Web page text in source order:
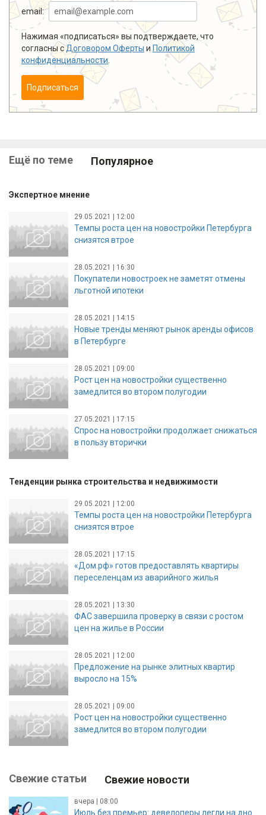
email:
Нажимая «подписаться» вы подтверждаете, что
согласны сДоговором Оферты и Политикой
конфиденциальности
Подписаться
Ещё по теме Популярное
Экспертное мнение
29.05.2021 | 12:00
Темпы роста цен на новостройки Петербурга
снизятся втрое
28.05.2021 | 16:30
Покупатели новостроек не заметят отмены
льготной ипотеки
28.05.2021 | 14:15
Новые тренды меняют рынок аренды офисов
в Петербурге
28.05.2021 | 09:00
Рост цен на новостройки существенно
замедлится во втором полугодии
27.05.2021 | 17:15
Спрос на новостройки продолжает снижаться
в пользу вторички
Тенденции рынка строительства и недвижимости
29.05.2021 | 12:00
Темпы роста цен на новостройки Петербурга
снизятся втрое
28.05.2021 | 17:15
«Дом.рф» готов предоставлять квартиры
переселенцам из аварийного жилья
28.05.2021 | 13:30
ФАС завершила проверку в связи с ростом
цен на жилье в России
28.05.2021 | 12:00
Предложение на рынке элитных квартир
выросло на 15%
28.05.2021 | 09:00
Рост цен на новостройки существенно
замедлится во втором полугодии
Свежие статьи Свежие новости
вчера | 08:00
Июль без премьер: девелоперы легли на дно